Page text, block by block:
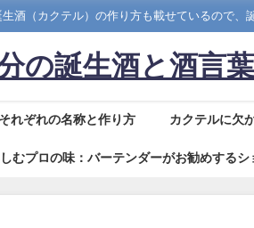
酒（カクテル）の作り方も載せているので、
の誕生酒と酒言葉
れぞれの名称と作り方 カクテルに欠
むプロの味：バーテンダーがお勧めする